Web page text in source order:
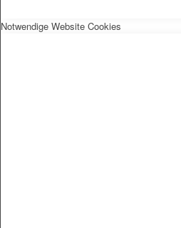
Notwendige Website Cookies